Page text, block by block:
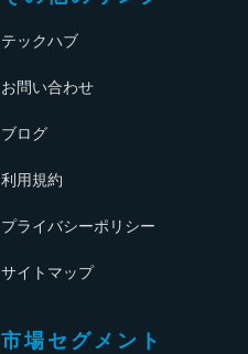
テックハブ
お問い合わせ
ブログ
利用規約
プライバシーポリシー
サイトマップ
市場セグメント